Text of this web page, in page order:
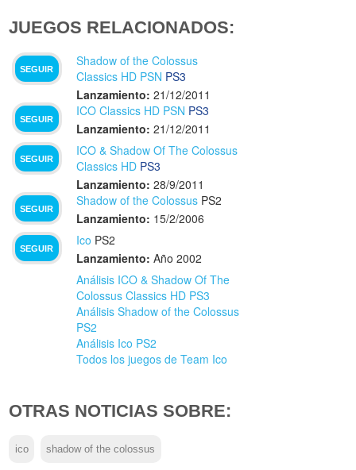
JUEGOS RELACIONADOS:
SEGUIR
Shadow of the Colossus
Classics HD PSN PS3
Lanzamiento: 21/12/2011
SEGUIR
ICO Classics HD PSN PS3
Lanzamiento: 21/12/2011
SEGUIR
ICO & Shadow Of The Colossus
Classics HD PS3
Lanzamiento: 28/9/2011
SEGUIR
Shadow of the Colossus PS2
Lanzamiento: 15/2/2006
SEGUIR
Ico PS2
Lanzamiento: Año 2002
Análisis ICO & Shadow Of The
Colossus Classics HD PS3
Análisis Shadow of the Colossus
PS2
Análisis Ico PS2
Todos los juegos de Team Ico
OTRAS NOTICIAS SOBRE:
ico shadow of the colossus